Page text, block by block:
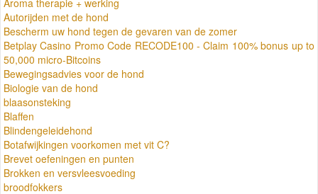
Autorijden met de hond
Bescherm uw hond tegen de gevaren van de zomer
Betplay Casino Promo Code RECODE100 - Claim 100% bonus up to
50,000 micro-Bitcoins
Bewegingsadvies voor de hond
Biologie van de hond
blaasonsteking
Blaffen
Blindengeleidehond
Botafwijkingen voorkomen met vit C?
Brevet oefeningen en punten
Brokken en versvleesvoeding
broodfokkers